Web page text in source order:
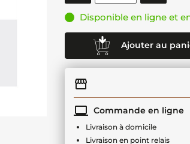
Disponible en ligne et
Ajouter au
Commande en ligne
Livraison à domicile
Livraison en point relais